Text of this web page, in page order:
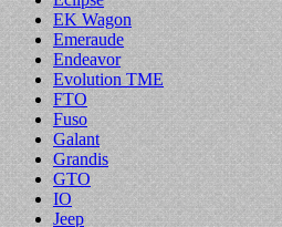
EK Wagon
Emeraude
Endeavor
Evolution TME
FTO
Fuso
Galant
Grandis
GTO
IO
Jeep